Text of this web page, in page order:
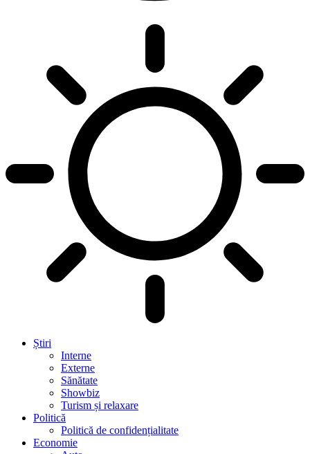
Știri
Interne
Externe
Sănătate
Showbiz
Turism și relaxare
Politică
Politică de confidențialitate
Economie